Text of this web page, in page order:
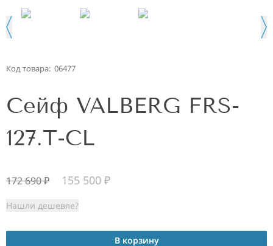
Код товара: 06477
Сейф VALBERG FRS-
127.T-CL
172 690₽ 155 500 ₽
Нашли дешевле?
В корзину